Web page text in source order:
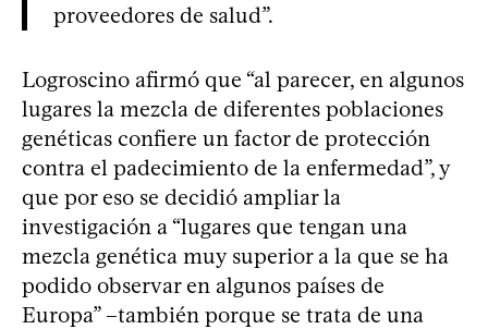
proveedores de salud”.
Logroscino afirmó que “al parecer, en algunos
lugares la mezcla de diferentes poblaciones
genéticas confiere un factor de protección
contra el padecimiento de la enfermedad”, y
que por eso se decidió ampliar la
investigación a “lugares que tengan una
mezcla genética muy superior a la que se ha
podido observar en algunos países de
Europa” –también porque se trata de una